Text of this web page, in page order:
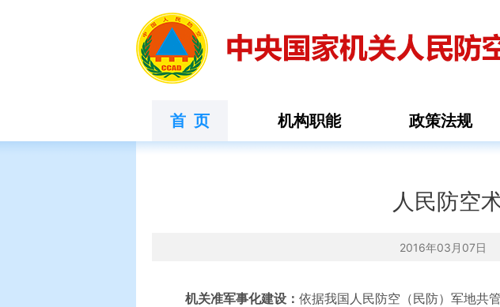
首 页 机构职能 政策法规
人民防空
2016年03月07日
机关准军事化建设： 依据我国人民防空（民防）军地共